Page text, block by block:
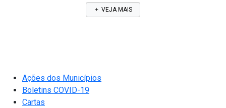
VEJA MAIS
Ações dos Municípios
Boletins COVID-19
Cartas